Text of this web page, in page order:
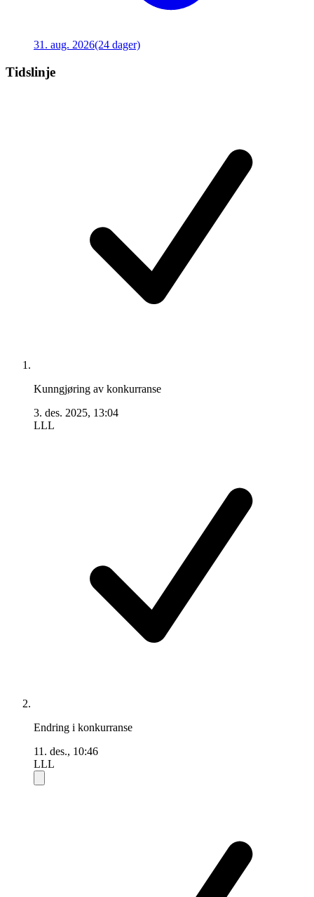
31. aug. 2026(24 dager)
Tidslinje
Kunngjøring av konkurranse
3. des. 2025, 13:04
LLL
Endring i konkurranse
11. des., 10:46
LLL